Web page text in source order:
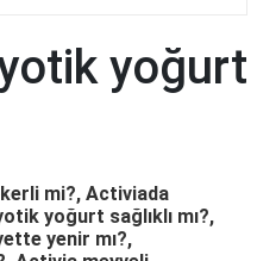
yoğurt
mi?, Activiada
yoğurt sağlıklı mı?,
yenir mı?,